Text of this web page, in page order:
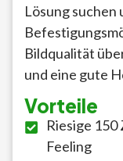
Lösung
Bildqualität
und eine gute
Vorteile
Riesige
Feeling